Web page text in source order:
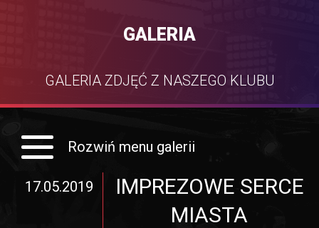
GALERIA
GALERIA ZDJĘĆ Z NASZEGO KLUBU
Rozwiń menu galerii
17.05.2019
IMPREZOWE SERCE
MIASTA